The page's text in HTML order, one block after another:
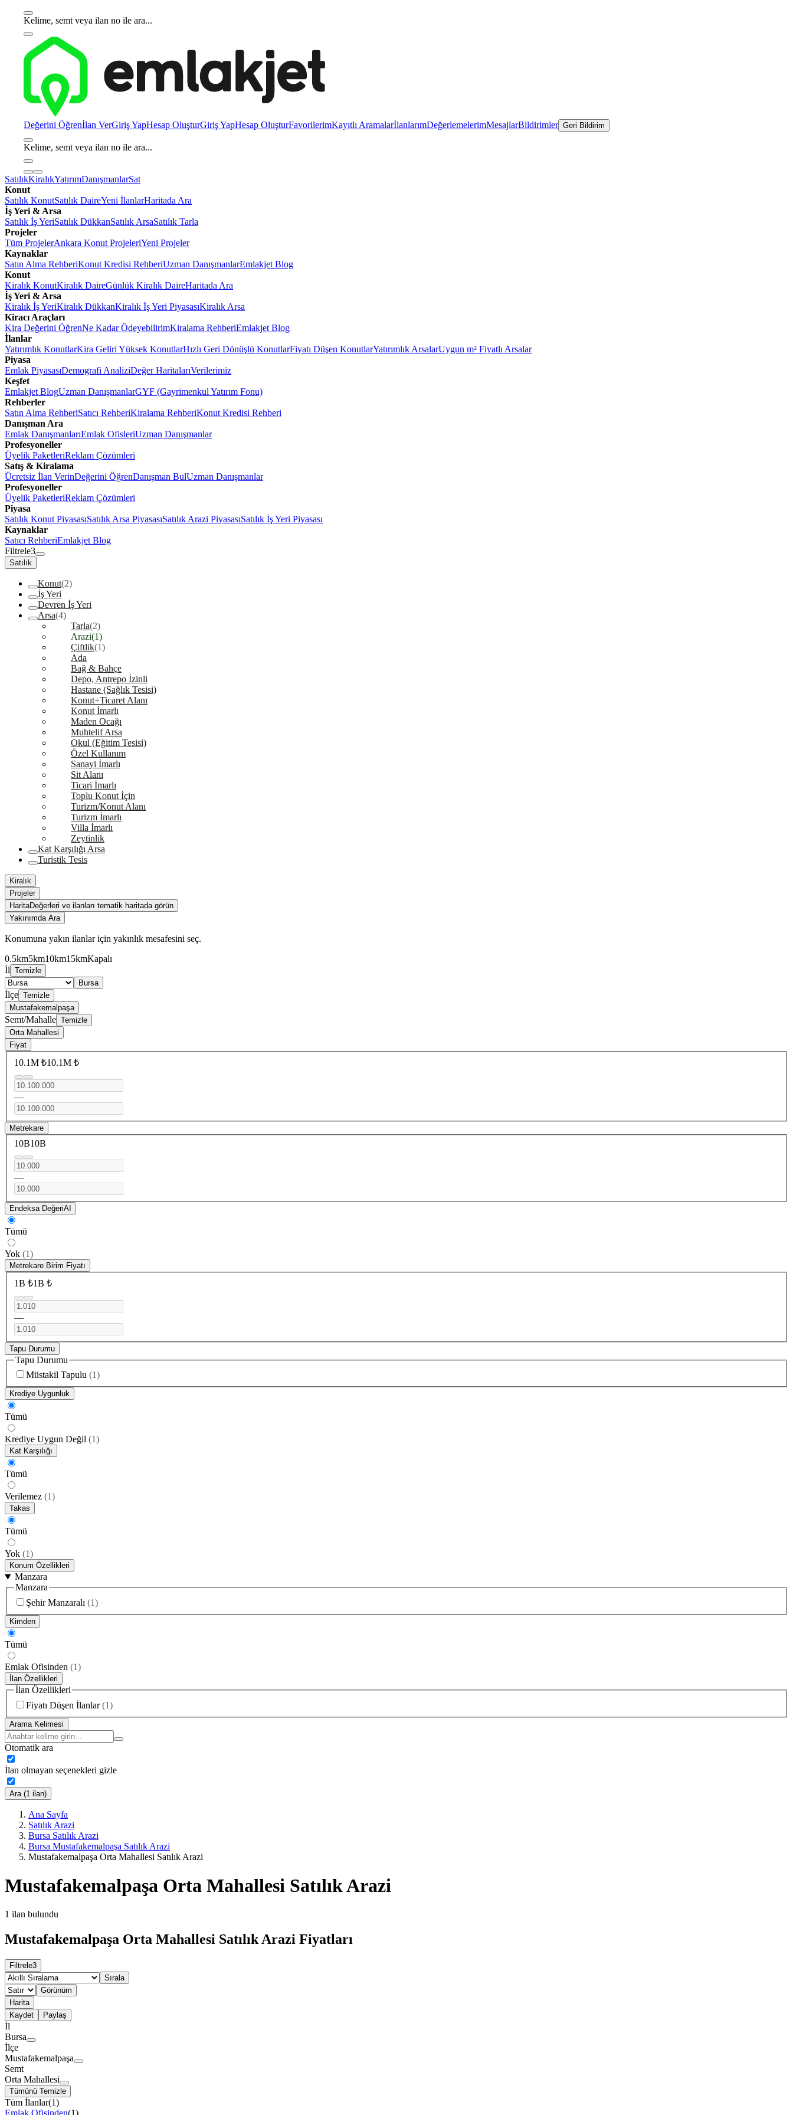
Kelime, semt veya ilan no ile ara...
Değerini Öğrenİlan VerGiriş YapHesap OluşturGiriş YapHesap OluşturFavorilerimKayıtlı AramalarİlanlarımDeğerlemelerimMesajlarBildirimler Geri Bildirim
Kelime, semt veya ilan no ile ara...
SatılıkKiralıkYatırımDanışmanlarSat
Konut
Satılık KonutSatılık DaireYeni İlanlarHaritada Ara
İş Yeri & Arsa
Satılık İş YeriSatılık DükkanSatılık ArsaSatılık Tarla
Projeler
Tüm ProjelerAnkara Konut ProjeleriYeni Projeler
Kaynaklar
Satın Alma RehberiKonut Kredisi RehberiUzman DanışmanlarEmlakjet Blog
Konut
Kiralık KonutKiralık DaireGünlük Kiralık DaireHaritada Ara
İş Yeri & Arsa
Kiralık İş YeriKiralık DükkanKiralık İş Yeri PiyasasıKiralık Arsa
Kiracı Araçları
Kira Değerini ÖğrenNe Kadar ÖdeyebilirimKiralama RehberiEmlakjet Blog
İlanlar
Yatırımlık KonutlarKira Geliri Yüksek KonutlarHızlı Geri Dönüşlü KonutlarFiyatı Düşen KonutlarYatırımlık ArsalarUygun m² Fiyatlı Arsalar
Piyasa
Emlak PiyasasıDemografi AnaliziDeğer HaritalarıVerilerimiz
Keşfet
Emlakjet BlogUzman DanışmanlarGYF (Gayrimenkul Yatırım Fonu)
Rehberler
Satın Alma RehberiSatıcı RehberiKiralama RehberiKonut Kredisi Rehberi
Danışman Ara
Emlak DanışmanlarıEmlak OfisleriUzman Danışmanlar
Profesyoneller
Üyelik PaketleriReklam Çözümleri
Satış & Kiralama
Ücretsiz İlan VerinDeğerini ÖğrenDanışman BulUzman Danışmanlar
Profesyoneller
Üyelik PaketleriReklam Çözümleri
Piyasa
Satılık Konut PiyasasıSatılık Arsa PiyasasıSatılık Arazi PiyasasıSatılık İş Yeri Piyasası
Kaynaklar
Satıcı RehberiEmlakjet Blog
Filtrele3
Satılık
Konut(2)
İş Yeri
Devren İş Yeri
Arsa(4)
Tarla(2)
Arazi(1)
Çiftlik(1)
Ada
Bağ & Bahçe
Depo, Antrepo İzinli
Hastane (Sağlık Tesisi)
Konut+Ticaret Alanı
Konut İmarlı
Maden Ocağı
Muhtelif Arsa
Okul (Eğitim Tesisi)
Özel Kullanım
Sanayi İmarlı
Sit Alanı
Ticari İmarlı
Toplu Konut İçin
Turizm/Konut Alanı
Turizm İmarlı
Villa İmarlı
Zeytinlik
Kat Karşılığı Arsa
Turistik Tesis
Kiralık
Projeler
HaritaDeğerleri ve ilanları tematik haritada görün
Yakınımda Ara
Konumuna yakın ilanlar için yakınlık mesafesini seç.
0.5km5km10km15kmKapalı
İl Temizle
Bursa
İlçe Temizle
Mustafakemalpaşa
Semt/Mahalle Temizle
Orta Mahallesi
Fiyat
10.1M ₺10.1M ₺
—
Metrekare
10B10B
—
Endeksa DeğeriAI
Tümü
Yok (1)
Metrekare Birim Fiyatı
1B ₺1B ₺
—
Tapu Durumu
Tapu Durumu
Müstakil Tapulu (1)
Krediye Uygunluk
Tümü
Krediye Uygun Değil (1)
Kat Karşılığı
Tümü
Verilemez (1)
Takas
Tümü
Yok (1)
Konum Özellikleri
Manzara
Manzara
Şehir Manzaralı (1)
Kimden
Tümü
Emlak Ofisinden (1)
İlan Özellikleri
İlan Özellikleri
Fiyatı Düşen İlanlar (1)
Arama Kelimesi
Otomatik ara
İlan olmayan seçenekleri gizle
Ara (1 ilan)
Ana Sayfa
Satılık Arazi
Bursa Satılık Arazi
Bursa Mustafakemalpaşa Satılık Arazi
Mustafakemalpaşa Orta Mahallesi Satılık Arazi
Mustafakemalpaşa Orta Mahallesi Satılık Arazi
1 ilan bulundu
Mustafakemalpaşa Orta Mahallesi Satılık Arazi Fiyatları
Filtrele3
Sırala
Görünüm
Harita
Kaydet
Paylaş
İl
Bursa
İlçe
Mustafakemalpaşa
Semt
Orta Mahallesi
Tümünü Temizle
Tüm İlanlar(1)